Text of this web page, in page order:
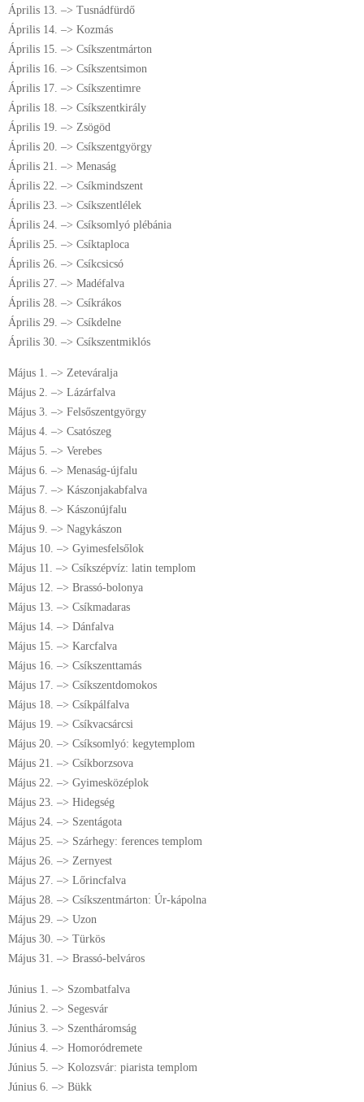
Április 13. –> Tusnádfürdő
Április 14. –> Kozmás
Április 15. –> Csíkszentmárton
Április 16. –> Csíkszentsimon
Április 17. –> Csíkszentimre
Április 18. –> Csíkszentkirály
Április 19. –> Zsögöd
Április 20. –> Csíkszentgyörgy
Április 21. –> Menaság
Április 22. –> Csíkmindszent
Április 23. –> Csíkszentlélek
Április 24. –> Csíksomlyó plébánia
Április 25. –> Csíktaploca
Április 26. –> Csíkcsicsó
Április 27. –> Madéfalva
Április 28. –> Csíkrákos
Április 29. –> Csíkdelne
Április 30. –> Csíkszentmiklós
Május 1. –> Zeteváralja
Május 2. –> Lázárfalva
Május 3. –> Felsőszentgyörgy
Május 4. –> Csatószeg
Május 5. –> Verebes
Május 6. –> Menaság-újfalu
Május 7. –> Kászonjakabfalva
Május 8. –> Kászonújfalu
Május 9. –> Nagykászon
Május 10. –> Gyimesfelsőlok
Május 11. –> Csíkszépvíz: latin templom
Május 12. –> Brassó-bolonya
Május 13. –> Csíkmadaras
Május 14. –> Dánfalva
Május 15. –> Karcfalva
Május 16. –> Csíkszenttamás
Május 17. –> Csíkszentdomokos
Május 18. –> Csíkpálfalva
Május 19. –> Csíkvacsárcsi
Május 20. –> Csíksomlyó: kegytemplom
Május 21. –> Csíkborzsova
Május 22. –> Gyimesközéplok
Május 23. –> Hidegség
Május 24. –> Szentágota
Május 25. –> Szárhegy: ferences templom
Május 26. –> Zernyest
Május 27. –> Lőrincfalva
Május 28. –> Csíkszentmárton: Úr-kápolna
Május 29. –> Uzon
Május 30. –> Türkös
Május 31. –> Brassó-belváros
Június 1. –> Szombatfalva
Június 2. –> Segesvár
Június 3. –> Szentháromság
Június 4. –> Homoródremete
Június 5. –> Kolozsvár: piarista templom
Június 6. –> Bükk